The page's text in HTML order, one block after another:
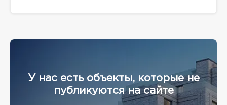
У нас есть объекты, которые не
публикуются на сайте